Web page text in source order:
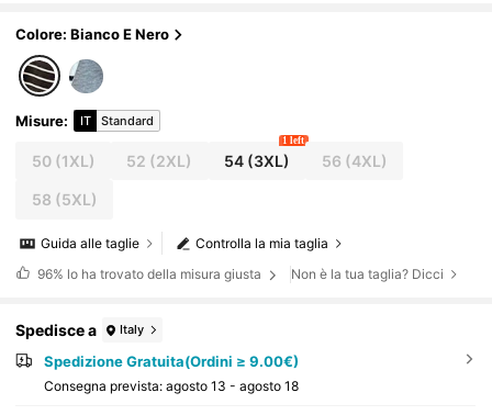
Colore: Bianco E Nero
Misure: IT Standard
50(1XL) 52 (2XL) 54(3XL)
1 left
56 (4XL)
58 (5XL)
Controlla la mia taglia
Guida alle taglie
96% lo ha trovato della misura giusta Non è la tua taglia? Dicci
Spedisce a Italy
Spedizione Gratuita(Ordini ≥ 9.00€)
Consegna prevista: agosto 13 - agosto 18